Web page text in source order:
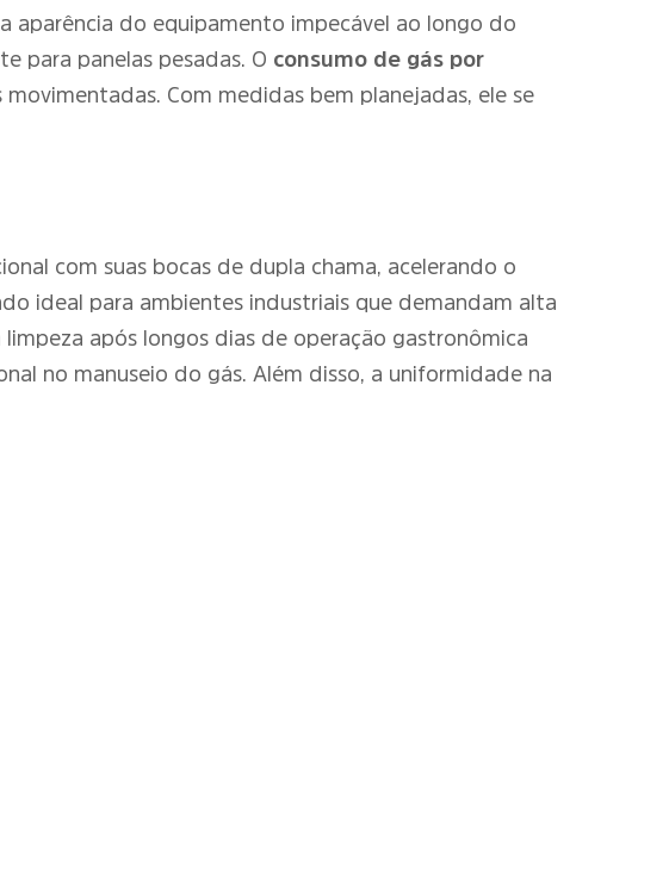
aparência do equipamento impecável ao longo do
para panelas pesadas. O consumo de gás por
Com medidas bem planejadas, ele se
com suas bocas de dupla chama, acelerando o
ideal para ambientes industriais que demandam alta
após longos dias de operação gastronômica
no manuseio do gás. Além disso, a uniformidade na